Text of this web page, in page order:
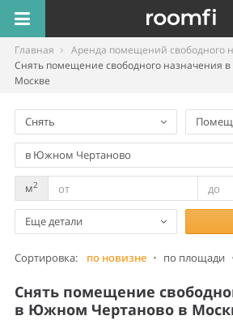
Главная
Аренда помещений свободного
Снять помещение свободного назначения
Москве
Снять
в Южном Чертаново
м2
Еще детали
Сортировка: по новизне • по площади
Снять помещение
в Южном Чертаново в